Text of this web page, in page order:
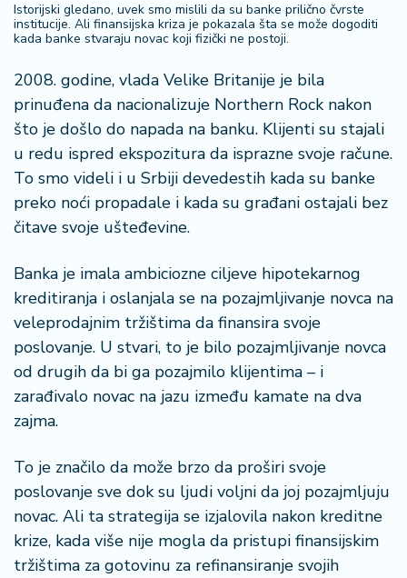
Istorijski gledano, uvek smo mislili da su banke prilično čvrste
institucije. Ali finansijska kriza je pokazala šta se može dogoditi
kada banke stvaraju novac koji fizički ne postoji.
2008. godine, vlada Velike Britanije je bila
prinuđena da nacionalizuje Northern Rock nakon
što je došlo do napada na banku. Klijenti su stajali
u redu ispred ekspozitura da isprazne svoje račune.
To smo videli i u Srbiji devedestih kada su banke
preko noći propadale i kada su građani ostajali bez
čitave svoje ušteđevine.
Banka je imala ambiciozne ciljeve hipotekarnog
kreditiranja i oslanjala se na pozajmljivanje novca na
veleprodajnim tržištima da finansira svoje
poslovanje. U stvari, to je bilo pozajmljivanje novca
od drugih da bi ga pozajmilo klijentima – i
zarađivalo novac na jazu između kamate na dva
zajma.
To je značilo da može brzo da proširi svoje
poslovanje sve dok su ljudi voljni da joj pozajmljuju
novac. Ali ta strategija se izjalovila nakon kreditne
krize, kada više nije mogla da pristupi finansijskim
tržištima za gotovinu za refinansiranje svojih